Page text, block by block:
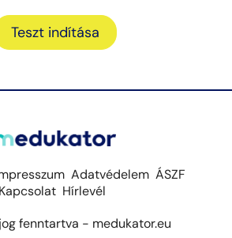
Teszt indítása
Adatvédelem ÁSZF
Kapcsolat Hírlevél
fenntartva - medukator.eu